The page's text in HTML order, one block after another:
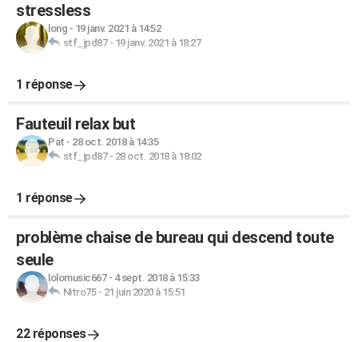
stressless
long - 19 janv. 2021 à 14:52
stf_jpd87- 19 janv. 2021 à 18:27
1 réponse
Fauteuil relax but
Pat - 28 oct. 2018 à 14:35
stf_jpd87- 28 oct. 2018 à 18:02
1 réponse
problème chaise de bureau qui descend toute
seule
lolomusic667- 4 sept. 2018 à 15:33
Nitro75- 21 juin 2020 à 15:51
22 réponses